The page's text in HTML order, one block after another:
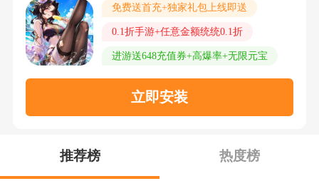
免费送首充+独家礼包上线即送
0.1折手游+任意金额统统0.1折
进游送648充值券+高爆率+无限元宝
立即安装
推荐榜 热度榜